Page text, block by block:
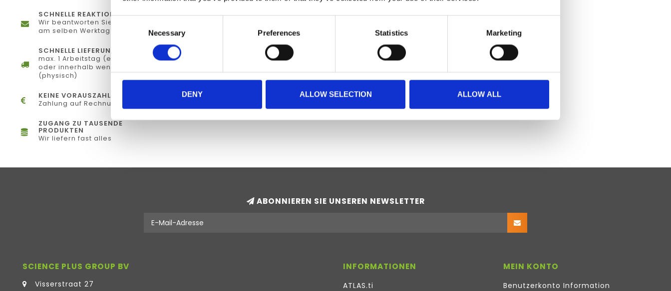
Consent
Necessary Preferences Statistics Marketing
DENY ALLOW SELECTION ALLOW ALL
SCHNELLE REAKTION
Wir beantworten Sie Ihre Fragen
am selben Werktag
SCHNELLE LIEFERUNG
max. 1 Arbeitstag (elektronisch)
oder innerhalb weniger Tage
(physisch)
KEINE VORAUSZAHLUNG
Zahlung auf Rechnung
ZUGANG ZU TAUSENDE
PRODUKTEN
Wir liefern fast alles
ABONNIEREN SIE UNSEREN NEWSLETTER
SCIENCE PLUS GROUP BV
Visserstraat 27
INFORMATIONEN
ATLAS.ti
MEIN KONTO
Benutzerkonto Information